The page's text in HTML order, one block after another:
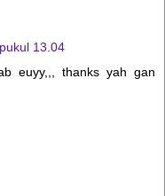
13.04
euyy,,, thanks yah gan